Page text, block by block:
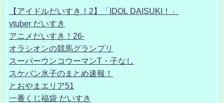
【アイドルだいすき！2】「IDOL DAISUKI！」
vtuber だいすき
アニメだいすき！26-
オラシオンの競馬グランプリ
スーパーウンコウーマンT・子なし
スケバン氷子のまとめ速報！
とおやまエリア51
一番くじ福袋 だいすき